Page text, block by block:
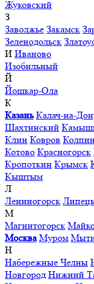
Жуковский
З
Заволжье Закамск
Зеленодольск
И Иваново
Изобильный
Й
Йошкар-Ола
К
Казань Калач-на-
Шахтинский
Клин Ковров
Котово Красногорск
Кропоткин Крымск
Кыштым
Л
Лениногорск
М
Магнитогорск
Москва Муром
Н
Набережные Челны
Новгород Нижний